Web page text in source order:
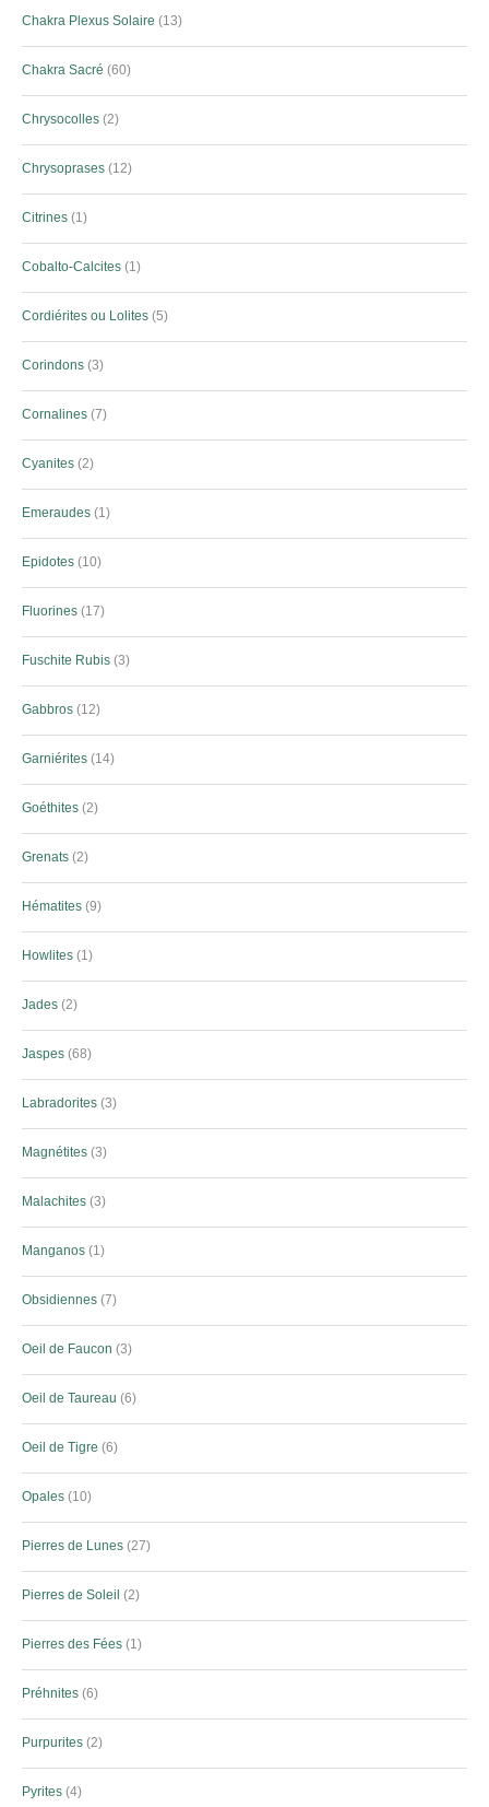
Chakra Plexus Solaire 13
Chakra Sacré 60
Chrysocolles 2
Chrysoprases 12
Citrines 1
Cobalto-Calcites 1
Cordiérites ou Lolites 5
Corindons 3
Cornalines 7
Cyanites 2
Emeraudes 1
Epidotes 10
Fluorines 17
Fuschite Rubis 3
Gabbros 12
Garniérites 14
Goéthites 2
Grenats 2
Hématites 9
Howlites 1
Jades 2
Jaspes 68
Labradorites 3
Magnétites 3
Malachites 3
Manganos 1
Obsidiennes 7
Oeil de Faucon 3
Oeil de Taureau 6
Oeil de Tigre 6
Opales 10
Pierres de Lunes 27
Pierres de Soleil 2
Pierres des Fées 1
Préhnites 6
Purpurites 2
Pyrites 4